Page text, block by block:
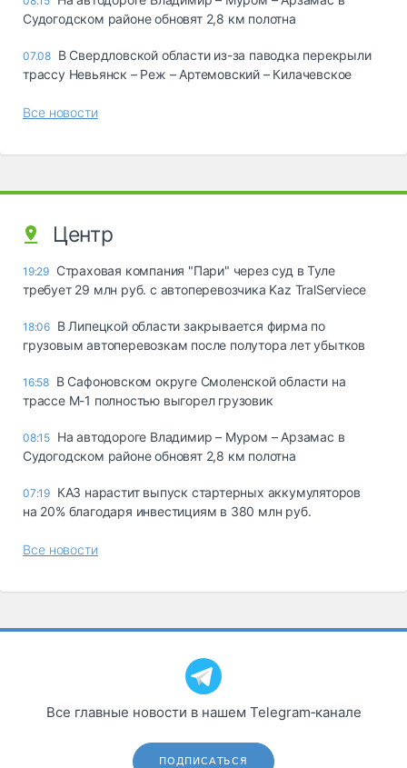
Судогодском районе обновят 2,8 км полотна
07.08 В Свердловской области из-за паводка перекрыли
трассу Невьянск – Реж – Артемовский – Килачевское
Все новости
Центр
19:29 Страховая компания "Пари" через суд в Туле
требует 29 млн руб. с автоперевозчика Kaz TralServiece
18:06 В Липецкой области закрывается фирма по
грузовым автоперевозкам после полутора лет убытков
16:58 В Сафоновском округе Смоленской области на
трассе М-1 полностью выгорел грузовик
08:15 На автодороге Владимир – Муром – Арзамас в
Судогодском районе обновят 2,8 км полотна
07:19 КАЗ нарастит выпуск стартерных аккумуляторов
на 20% благодаря инвестициям в 380 млн руб.
Все новости
Все главные новости в нашем Telegram‑канале
ПОДПИСАТЬСЯ